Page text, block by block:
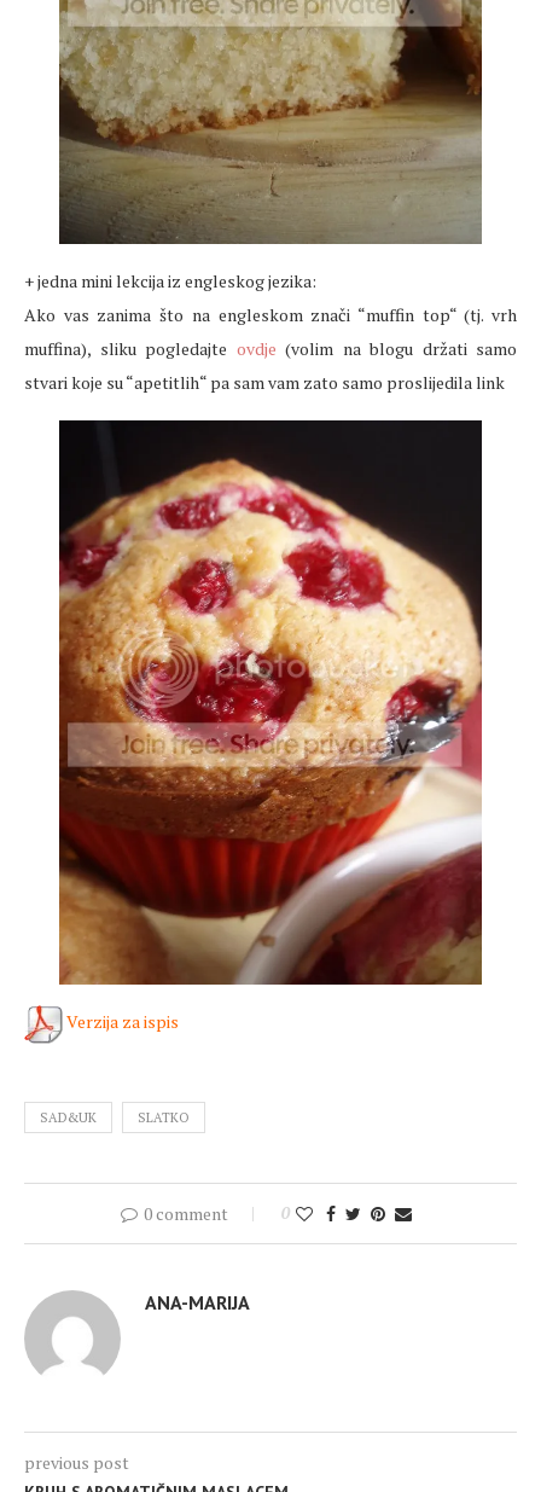
+ jedna mini lekcija iz engleskog jezika:
Ako vas zanima što na engleskom znači “muffin top“ (tj. vrh
muffina), sliku pogledajte ovdje (volim na blogu držati samo
stvari koje su “apetitlih“ pa sam vam zato samo proslijedila link
Verzija za ispis
SAD&UK SLATKO
0 comment 0
ANA-MARIJA
previous post